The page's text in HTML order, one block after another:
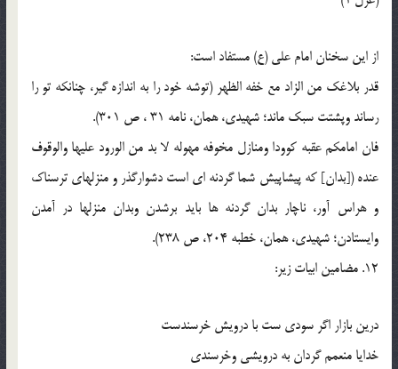
از اين سخنان امام علي (ع) مستفاد است:
قدر بلاغک من الزاد مع خفه الظهر (توشه خود را به اندازه گير، چنانکه تو را
رساند وپشتت سبک ماند؛ شهيدي، همان، نامه 31 ، ص 301).
فان امامکم عقبه کوودا ومنازل مخوفه مهوله لا بد من الورود عليها والوقوف
عنده ([بدان] که پيشاپيش شما گردنه اي است دشوارگذر و منزلهاي ترسناک
و هراس آور، ناچار بدان گردنه ها بايد برشدن وبدان منزلها در آمدن
وايستادن؛ شهيدي، همان، خطبه 204، ص 238).
12. مضامين ابيات زير:
درين بازار اگر سودي ست با درويش خرسندست
خدايا منعمم گردان به درويشي وخرسندي